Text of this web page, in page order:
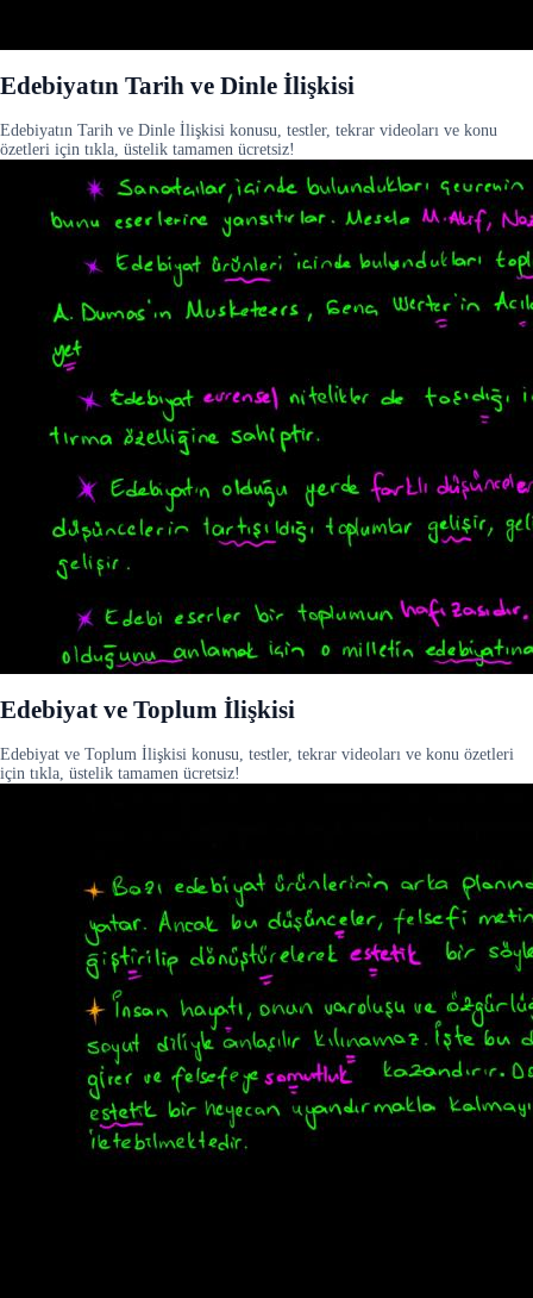
Edebiyatın Tarih ve Dinle İlişkisi
Edebiyatın Tarih ve Dinle İlişkisi konusu, testler, tekrar videoları ve konu
özetleri için tıkla, üstelik tamamen ücretsiz!
Edebiyat ve Toplum İlişkisi
Edebiyat ve Toplum İlişkisi konusu, testler, tekrar videoları ve konu özetleri
için tıkla, üstelik tamamen ücretsiz!